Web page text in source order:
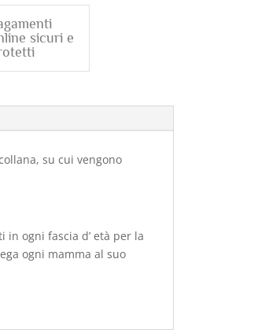
sicuri e
su cui vengono
ogni fascia d’ età per la
ogni mamma al suo